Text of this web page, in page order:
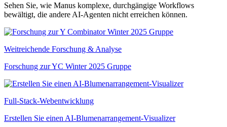
Sehen Sie, wie Manus komplexe, durchgängige Workflows
bewältigt, die andere AI-Agenten nicht erreichen können.
Weitreichende Forschung & Analyse
Forschung zur YC Winter 2025 Gruppe
Full-Stack-Webentwicklung
Erstellen Sie einen AI-Blumenarrangement-Visualizer